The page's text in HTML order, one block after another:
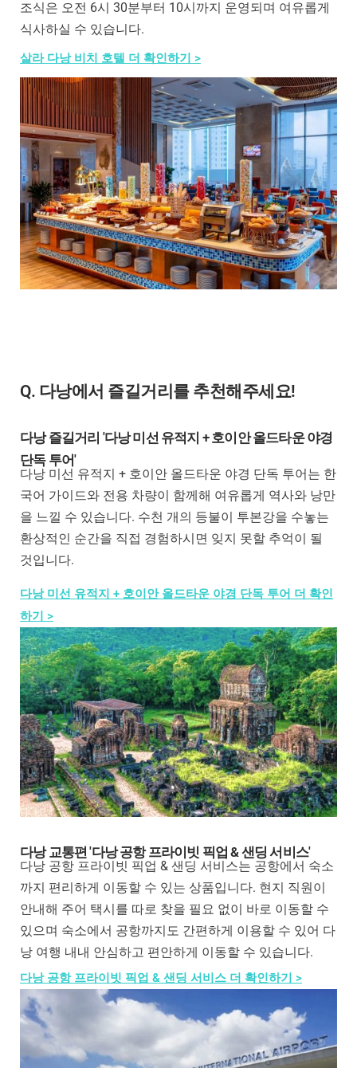
조식은 오전 6시 30분부터 10시까지 운영되며 여유롭게
식사하실 수 있습니다.
살라 다낭 비치 호텔 더 확인하기 >
Q. 다낭에서 즐길거리를 추천해주세요!
다낭 즐길거리 '다낭 미선 유적지 + 호이안 올드타운 야경
단독 투어'
다낭 미선 유적지 + 호이안 올드타운 야경 단독 투어는 한
국어 가이드와 전용 차량이 함께해 여유롭게 역사와 낭만
을 느낄 수 있습니다. 수천 개의 등불이 투본강을 수놓는
환상적인 순간을 직접 경험하시면 잊지 못할 추억이 될
것입니다.
다낭 미선 유적지 + 호이안 올드타운 야경 단독 투어 더 확인
하기 >
다낭 교통편 '다낭 공항 프라이빗 픽업 & 샌딩 서비스'
다낭 공항 프라이빗 픽업 & 샌딩 서비스는 공항에서 숙소
까지 편리하게 이동할 수 있는 상품입니다. 현지 직원이
안내해 주어 택시를 따로 찾을 필요 없이 바로 이동할 수
있으며 숙소에서 공항까지도 간편하게 이용할 수 있어 다
낭 여행 내내 안심하고 편안하게 이동할 수 있습니다.
다낭 공항 프라이빗 픽업 & 샌딩 서비스 더 확인하기 >